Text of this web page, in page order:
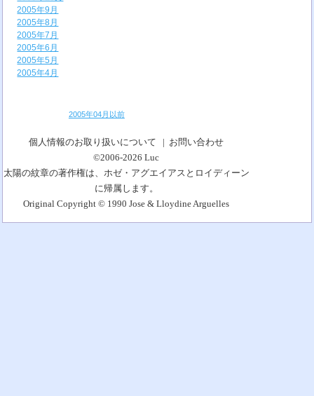
2005年9月
2005年8月
2005年7月
2005年6月
2005年5月
2005年4月
2005年04月以前
個人情報のお取り扱いについて
お問い合わせ
©2006-2026Luc
太陽の紋章の著作権は、ホゼ・アグエイアスとロイディーン
に帰属します。
Original Copyright © 1990 Jose & Lloydine Arguelles